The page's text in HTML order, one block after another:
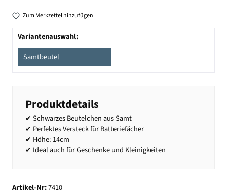
Zum Merkzettel hinzufügen
Variantenauswahl:
Samtbeutel
Produktdetails
✔ Schwarzes Beutelchen aus Samt
✔ Perfektes Versteck für Batteriefächer
✔ Höhe: 14cm
✔ Ideal auch für Geschenke und Kleinigkeiten
Artikel-Nr:7410